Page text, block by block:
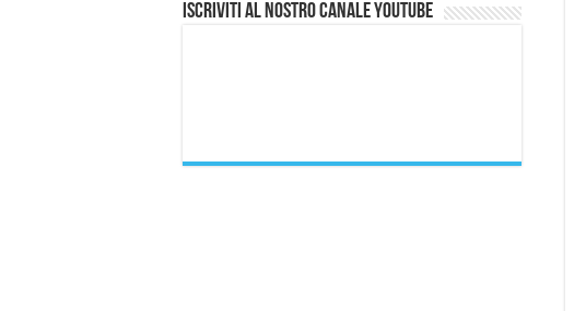
Iscriviti al nostro canale Youtube